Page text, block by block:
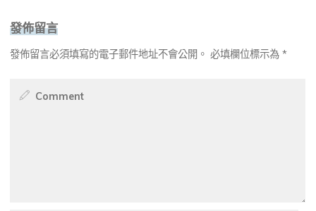
發佈留言
發佈留言必須填寫的電子郵件地址不會公開。 必填欄位標示為*